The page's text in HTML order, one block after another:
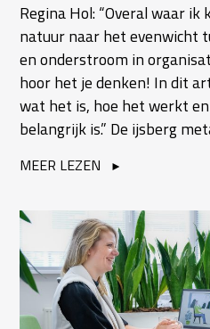
Regina Hol: “Overal waar
natuur naar het evenwicht
en onderstroom in
hoor het je denken! In dit
wat het is, hoe het werkt
belangrijk is.” De ijsberg
MEER LEZEN